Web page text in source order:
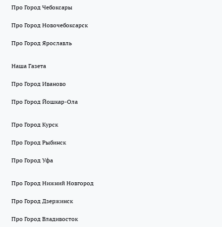
Про Город Чебоксары
Про Город Новочебоксарск
Про Город Ярославль
Наша Газета
Про Город Иваново
Про Город Йошкар-Ола
Про Город Курск
Про Город Рыбинск
Про Город Уфа
Про Город Нижний Новгород
Про Город Дзержинск
Про Город Владивосток